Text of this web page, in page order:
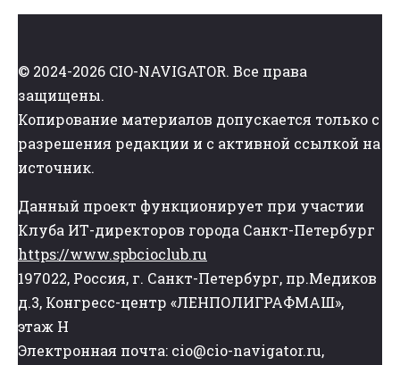
© 2024-2026 CIO-NAVIGATOR. Все права
защищены.
Копирование материалов допускается только с
разрешения редакции и с активной ссылкой на
источник.
Данный проект функционирует при участии
Клуба ИТ-директоров города Санкт-Петербург
https://www.spbcioclub.ru
197022, Россия, г. Санкт-Петербург, пр.Медиков
д.3, Конгресс-центр «ЛЕНПОЛИГРАФМАШ»,
этаж Н
Электронная почта: cio@cio-navigator.ru,